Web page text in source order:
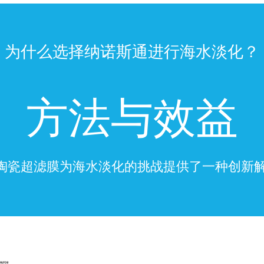
为什么选择纳诺斯通进行海水淡化？
方法与效益
瓷超滤膜为海水淡化的挑战提供了一种创新